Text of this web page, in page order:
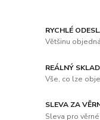
RYCHLÉ
Většinu
REÁLNÝ SKLAD
Vše, co lze
SLEVA ZA
Sleva pro